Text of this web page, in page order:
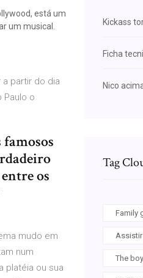
está um
um musical.
partir do dia
Paulo o
os
mudo em
num
platéia ou sua
Kickass
Ficha
Nico
Tag
Family
The